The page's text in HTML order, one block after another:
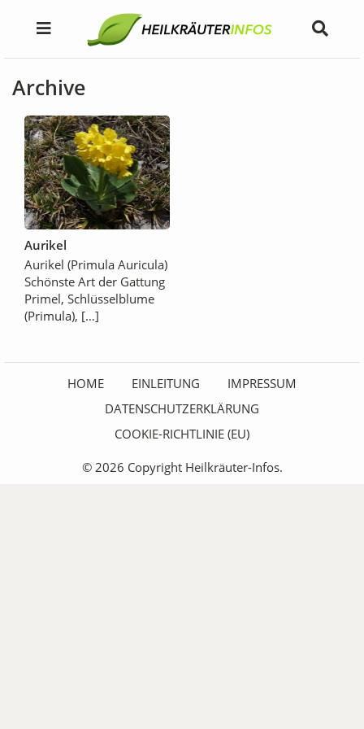
Archive
Aurikel
Aurikel (Primula Auricula)
Schönste Art der Gattung
Primel, Schlüsselblume
(Primula), […]
HOME EINLEITUNG
IMPRESSUM
DATENSCHUTZERKLÄRUNG
COOKIE-RICHTLINIE (EU)
© 2026 Copyright Heilkräuter-Infos.